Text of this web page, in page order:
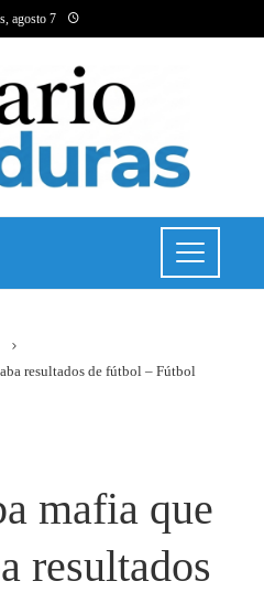
agosto 7
resultados de fútbol – Fútbol
mafia que
resultados